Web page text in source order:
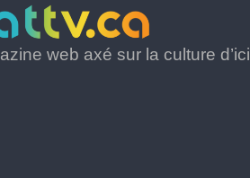
web axé sur la culture d’ici